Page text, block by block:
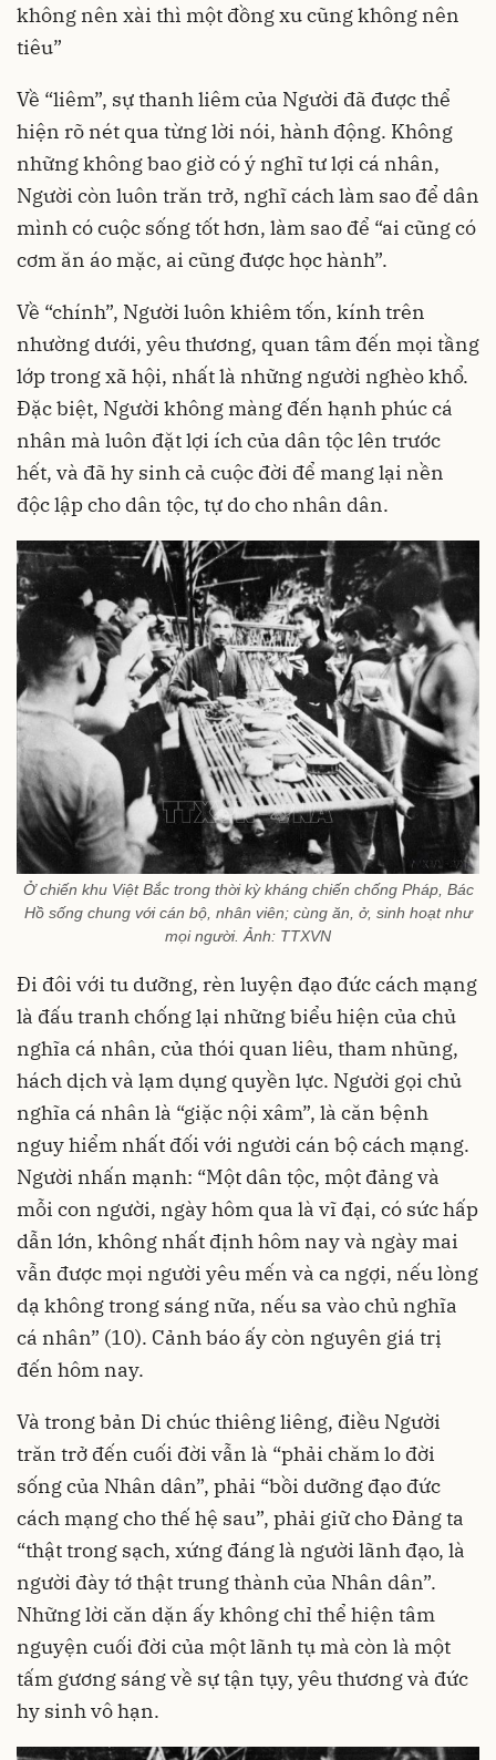
không nên xài thì một đồng xu cũng không nên
tiêu”
Về “liêm”, sự thanh liêm của Người đã được thể
hiện rõ nét qua từng lời nói, hành động. Không
những không bao giờ có ý nghĩ tư lợi cá nhân,
Người còn luôn trăn trở, nghĩ cách làm sao để dân
mình có cuộc sống tốt hơn, làm sao để “ai cũng có
cơm ăn áo mặc, ai cũng được học hành”.
Về “chính”, Người luôn khiêm tốn, kính trên
nhường dưới, yêu thương, quan tâm đến mọi tầng
lớp trong xã hội, nhất là những người nghèo khổ.
Đặc biệt, Người không màng đến hạnh phúc cá
nhân mà luôn đặt lợi ích của dân tộc lên trước
hết, và đã hy sinh cả cuộc đời để mang lại nền
độc lập cho dân tộc, tự do cho nhân dân.
Ở chiến khu Việt Bắc trong thời kỳ kháng chiến chống Pháp, Bác
Hồ sống chung với cán bộ, nhân viên; cùng ăn, ở, sinh hoạt như
mọi người. Ảnh: TTXVN
Đi đôi với tu dưỡng, rèn luyện đạo đức cách mạng
là đấu tranh chống lại những biểu hiện của chủ
nghĩa cá nhân, của thói quan liêu, tham nhũng,
hách dịch và lạm dụng quyền lực. Người gọi chủ
nghĩa cá nhân là “giặc nội xâm”, là căn bệnh
nguy hiểm nhất đối với người cán bộ cách mạng.
Người nhấn mạnh: “Một dân tộc, một đảng và
mỗi con người, ngày hôm qua là vĩ đại, có sức hấp
dẫn lớn, không nhất định hôm nay và ngày mai
vẫn được mọi người yêu mến và ca ngợi, nếu lòng
dạ không trong sáng nữa, nếu sa vào chủ nghĩa
cá nhân” (10). Cảnh báo ấy còn nguyên giá trị
đến hôm nay.
Và trong bản Di chúc thiêng liêng, điều Người
trăn trở đến cuối đời vẫn là “phải chăm lo đời
sống của Nhân dân”, phải “bồi dưỡng đạo đức
cách mạng cho thế hệ sau”, phải giữ cho Đảng ta
“thật trong sạch, xứng đáng là người lãnh đạo, là
người đày tớ thật trung thành của Nhân dân”.
Những lời căn dặn ấy không chỉ thể hiện tâm
nguyện cuối đời của một lãnh tụ mà còn là một
tấm gương sáng về sự tận tụy, yêu thương và đức
hy sinh vô hạn.